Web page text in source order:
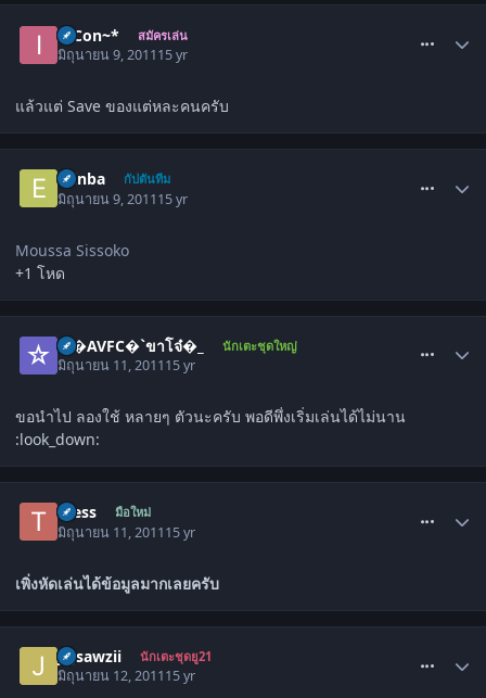
InCon~* สมัครเล่น
มิถุนายน 9, 201115 yr
แล้วแต่ Save ของแต่หละคนครับ
erinba กัปตันทีม
มิถุนายน 9, 201115 yr
Moussa Sissoko
+1 โหด
☆�AVFC�`ขาโจ๋�_ นักเตะชุดใหญ่
มิถุนายน 11, 201115 yr
ขอนำไป ลองใช้ หลายๆ ตัวนะครับ พอดีพึ่งเริ่มเล่นได้ไม่นาน
:look_down:
Tcess มือใหม่
มิถุนายน 11, 201115 yr
เพิ่งหัดเล่นได้ข้อมูลมากเลยครับ
jigsawzii นักเตะชุดยู21
มิถุนายน 12, 201115 yr